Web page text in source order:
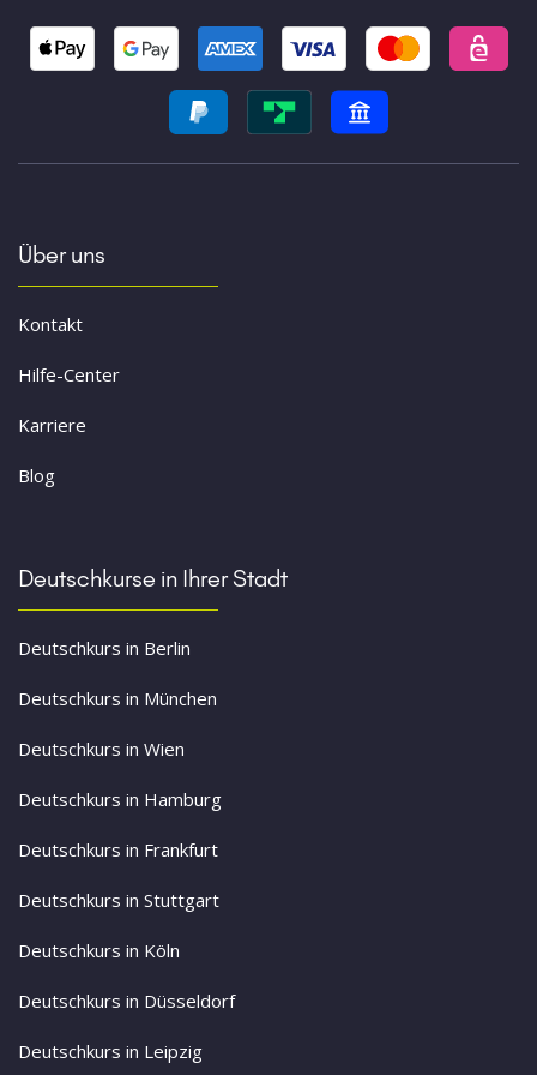
Über uns
Kontakt
Hilfe-Center
Karriere
Blog
Deutschkurse in Ihrer Stadt
Deutschkurs in Berlin
Deutschkurs in München
Deutschkurs in Wien
Deutschkurs in Hamburg
Deutschkurs in Frankfurt
Deutschkurs in Stuttgart
Deutschkurs in Köln
Deutschkurs in Düsseldorf
Deutschkurs in Leipzig